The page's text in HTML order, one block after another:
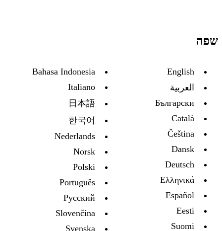
שפה
English
العربية
Български
Català
Čeština
Dansk
Deutsch
Ελληνικά
Español
Eesti
Suomi
Bahasa Indonesia
Italiano
日本語
한국어
Nederlands
Norsk
Polski
Português
Русский
Slovenčina
Svenska